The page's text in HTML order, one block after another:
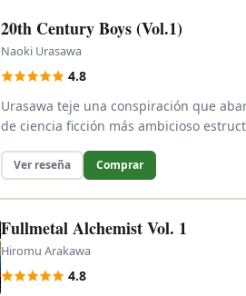
20th Century Boys (Vol.1)
Naoki Urasawa
4.8
Urasawa teje una conspiración que
de ciencia ficción más ambicioso
Ver reseña Comprar
Fullmetal Alchemist Vol. 1
Hiromu Arakawa
4.8